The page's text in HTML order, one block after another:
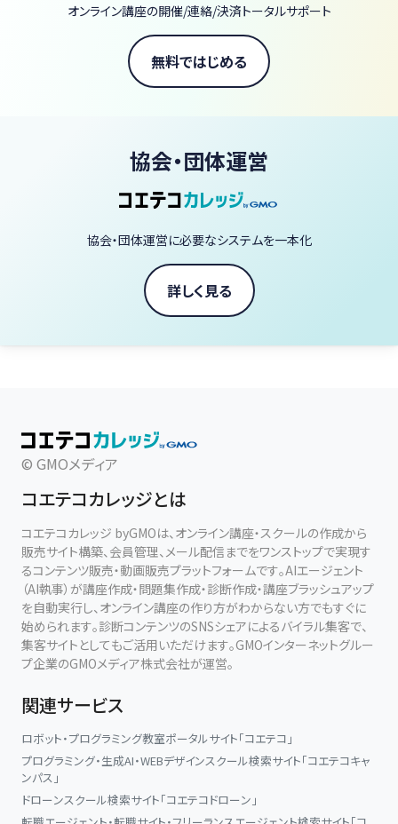
オンライン講座の開催/連絡/決済トータルサポート
無料ではじめる
協会・団体運営
協会・団体運営に必要なシステムを一本化
詳しく見る
© GMOメディア
コエテコカレッジとは
コエテコカレッジ byGMOは、オンライン講座・スクールの作成から
販売サイト構築、会員管理、メール配信までをワンストップで実現す
るコンテンツ販売・動画販売プラットフォームです。AIエージェント
（AI執事）が講座作成・問題集作成・診断作成・講座ブラッシュアップ
を自動実行し、オンライン講座の作り方がわからない方でもすぐに
始められます。診断コンテンツのSNSシェアによるバイラル集客で、
集客サイトとしてもご活用いただけます。GMOインターネットグルー
プ企業のGMOメディア株式会社が運営。
関連サービス
ロボット・プログラミング教室ポータルサイト「コエテコ」
プログラミング・生成AI・WEBデザインスクール検索サイト「コエテコキャ
ンパス」
ドローンスクール検索サイト「コエテコドローン」